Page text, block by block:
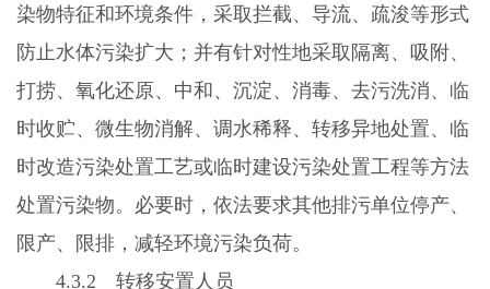
染物特征和环境条件，采取拦截、导流、疏浚等形式
防止水体污染扩大；并有针对性地采取隔离、吸附、
打捞、氧化还原、中和、沉淀、消毒、去污洗消、临
时收贮、微生物消解、调水稀释、转移异地处置、临
时改造污染处置工艺或临时建设污染处置工程等方法
处置污染物。必要时，依法要求其他排污单位停产、
限产、限排，减轻环境污染负荷。
4.3.2 转移安置人员